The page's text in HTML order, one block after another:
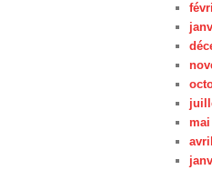
mai